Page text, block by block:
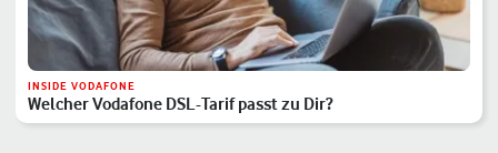
INSIDE VODAFONE
Welcher Vodafone DSL-Tarif passt zu Dir?